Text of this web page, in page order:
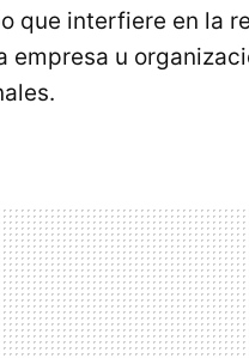
que interfiere en la
empresa u